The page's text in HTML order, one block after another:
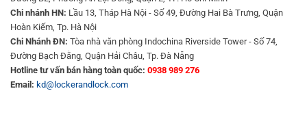
Chi nhánh HN: Lầu 13, Tháp Hà Nội - Số 49, Đường Hai Bà Trưng, Quận
Hoàn Kiếm, Tp. Hà Nội
Chi Nhánh ĐN: Tòa nhà văn phòng Indochina Riverside Tower - Số 74,
Đường Bạch Đằng, Quận Hải Châu, Tp. Đà Nẵng
Hotline tư vấn bán hàng toàn quốc: 0938 989 276
Email: kd@lockerandlock.com